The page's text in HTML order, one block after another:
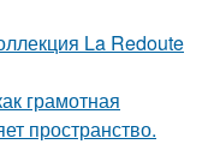
La Redoute
грамотная
пространство.